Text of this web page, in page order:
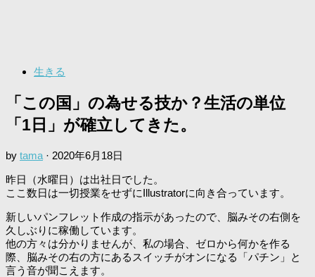
生きる
「この国」の為せる技か？生活の単位
「1日」が確立してきた。
by tama · 2020年6月18日
昨日（水曜日）は出社日でした。
ここ数日は一切授業をせずにIllustratorに向き合っています。
新しいパンフレット作成の指示があったので、脳みその右側を
久しぶりに稼働しています。
他の方々は分かりませんが、私の場合、ゼロから何かを作る
際、脳みその右の方にあるスイッチがオンになる「パチン」と
言う音が聞こえます。